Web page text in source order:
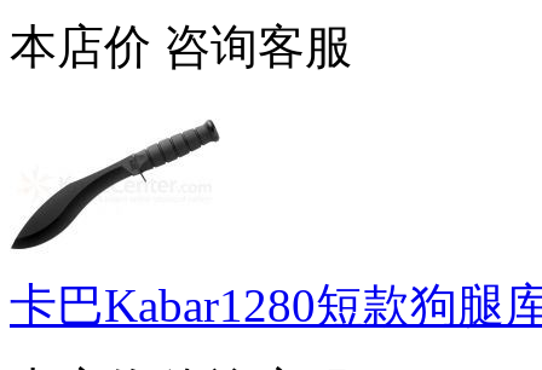
本店价 咨询客服
卡巴Kabar1280短款狗腿